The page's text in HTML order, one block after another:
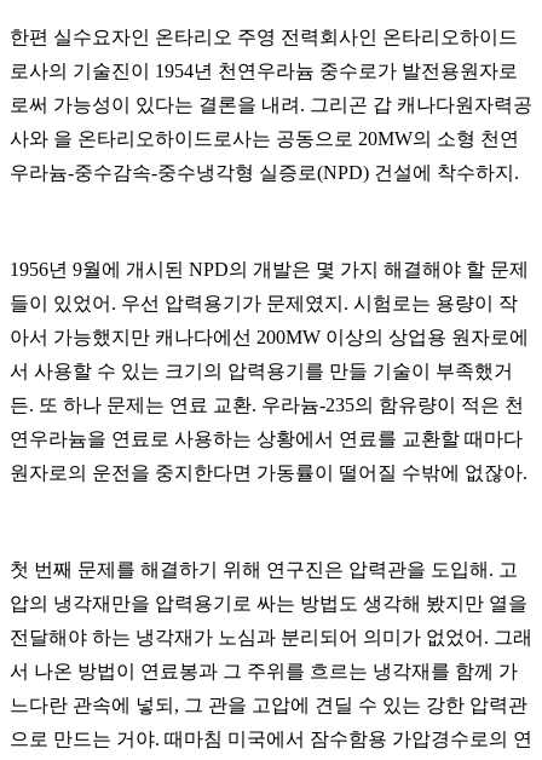
한편 실수요자인 온타리오 주영 전력회사인 온타리오하이드
로사의 기술진이 1954년 천연우라늄 중수로가 발전용원자로
로써 가능성이 있다는 결론을 내려 . 그리곤 갑 캐나다원자력공
사와 을 온타리오하이드로사는 공동으로 20MW의 소형 천연
우라늄-중수감속-중수냉각형 실증로(NPD) 건설에 착수하지 .
1956년 9월에 개시된 NPD의 개발은 몇 가지 해결해야 할 문제
들이 있었어 . 우선 압력용기가 문제였지 . 시험로는 용량이 작
아서 가능했지만 캐나다에선 200MW 이상의 상업용 원자로에
서 사용할 수 있는 크기의 압력용기를 만들 기술이 부족했거
든. 또 하나 문제는 연료 교환. 우라늄-235의 함유량이 적은 천
연우라늄을 연료로 사용하는 상황에서 연료를 교환할 때마다
원자로의 운전을 중지한다면 가동률이 떨어질 수밖에 없잖아.
첫 번째 문제를 해결하기 위해 연구진은 압력관을 도입해 . 고
압의 냉각재만을 압력용기로 싸는 방법도 생각해 봤지만 열을
전달해야 하는 냉각재가 노심과 분리되어 의미가 없었어 . 그래
서 나온 방법이 연료봉과 그 주위를 흐르는 냉각재를 함께 가
느다란 관속에 넣되 , 그 관을 고압에 견딜 수 있는 강한 압력관
으로 만드는 거야. 때마침 미국에서 잠수함용 가압경수로의 연